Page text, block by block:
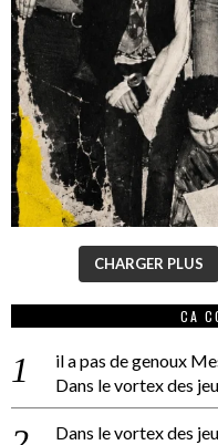
CHARGER PLUS
CA
il a pas de genoux
Dans le vortex des
Dans le vortex des